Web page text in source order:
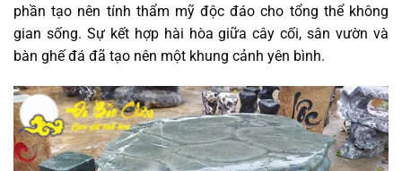
phần tạo nên tính thẩm mỹ độc đáo cho tổng thể không
gian sống. Sự kết hợp hài hòa giữa cây cối, sân vườn và
bàn ghế đá đã tạo nên một khung cảnh yên bình.